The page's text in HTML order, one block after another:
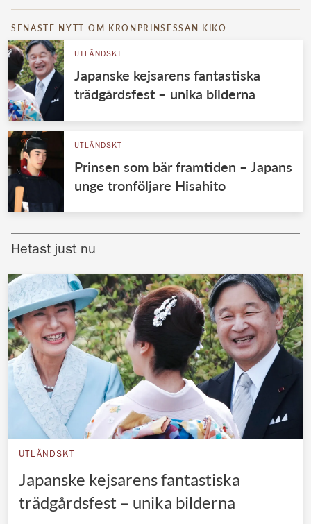
SENASTE NYTT OM KRONPRINSESSAN KIKO
UTLÄNDSKT
Japanske kejsarens fantastiska
trädgårdsfest – unika bilderna
UTLÄNDSKT
Prinsen som bär framtiden – Japans
unge tronföljare Hisahito
Hetast just nu
UTLÄNDSKT
Japanske kejsarens fantastiska
trädgårdsfest – unika bilderna